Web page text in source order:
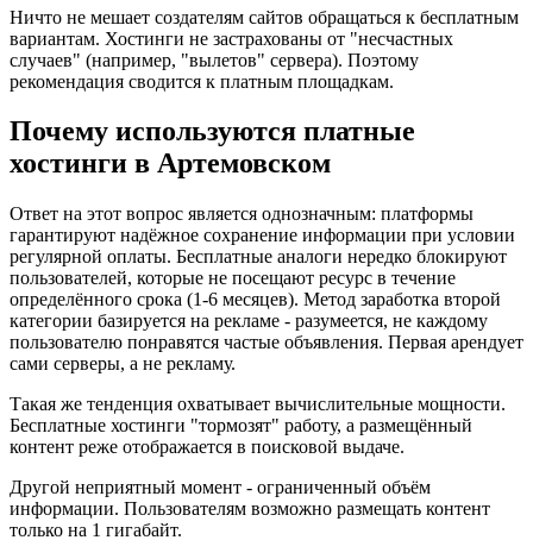
Ничто не мешает создателям сайтов обращаться к бесплатным
вариантам. Хостинги не застрахованы от "несчастных
случаев" (например, "вылетов" сервера). Поэтому
рекомендация сводится к платным площадкам.
Почему используются платные
хостинги в Артемовском
Ответ на этот вопрос является однозначным: платформы
гарантируют надёжное сохранение информации при условии
регулярной оплаты. Бесплатные аналоги нередко блокируют
пользователей, которые не посещают ресурс в течение
определённого срока (1-6 месяцев). Метод заработка второй
категории базируется на рекламе - разумеется, не каждому
пользователю понравятся частые объявления. Первая арендует
сами серверы, а не рекламу.
Такая же тенденция охватывает вычислительные мощности.
Бесплатные хостинги "тормозят" работу, а размещённый
контент реже отображается в поисковой выдаче.
Другой неприятный момент - ограниченный объём
информации. Пользователям возможно размещать контент
только на 1 гигабайт.